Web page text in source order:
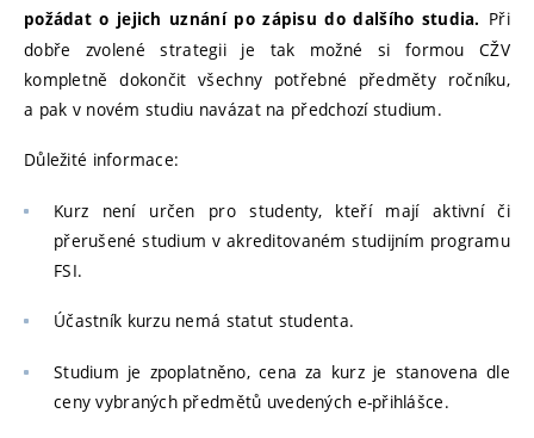
požádat o jejich uznání po zápisu do dalšího studia. Při
dobře zvolené strategii je tak možné si formou CŽV
kompletně dokončit všechny potřebné předměty ročníku,
a pak v novém studiu navázat na předchozí studium.
Důležité informace:
Kurz není určen pro studenty, kteří mají aktivní či
přerušené studium v akreditovaném studijním programu
FSI.
Účastník kurzu nemá statut studenta.
Studium je zpoplatněno, cena za kurz je stanovena dle
ceny vybraných předmětů uvedených e-přihlášce.